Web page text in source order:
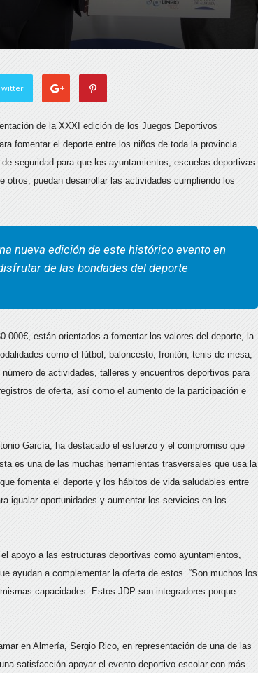
de la XXXI edición de los Juegos Deportivos
fomentar el deporte entre los niños de toda la provincia.
seguridad para que los ayuntamientos, escuelas deportivas
puedan desarrollar las actividades cumpliendo los
nueva edición de este histórico evento en
de las bondades del deporte
están orientados a fomentar los valores del deporte, la
como el fútbol, baloncesto, frontón, tenis de mesa,
de actividades, talleres y encuentros deportivos para
de oferta, así como el aumento de la participación e
García, ha destacado el esfuerzo y el compromiso que
es una de las muchas herramientas trasversales que usa la
fomenta el deporte y los hábitos de vida saludables entre
igualar oportunidades y aumentar los servicios en los
apoyo a las estructuras deportivas como ayuntamientos,
ayudan a complementar la oferta de estos. “Son muchos los
capacidades. Estos JDP son integradores porque
en Almería, Sergio Rico, en representación de una de las
satisfacción apoyar el evento deportivo escolar con más